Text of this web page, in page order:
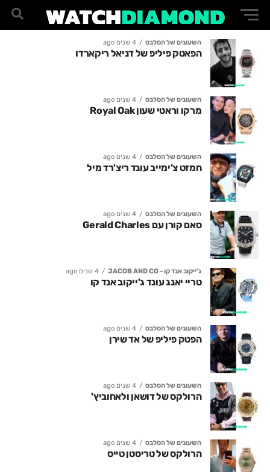
השעונים של הסלבס 4 שנים ago
הפאטק פיליפ של דניאל ריקארדו
השעונים של הסלבס 4 שנים ago
מרקו וראטי שעון Royal Oak
השעונים של הסלבס 4 שנים ago
חמזט צ'ימייב עונד ריצ'רד מיל
השעונים של הסלבס 4 שנים ago
סאם קורן עם Gerald Charles
ג'ייקוב אנד קו - JACOB AND CO 4 שנים ago
טריי יאנג עונד ג'ייקוב אנד קו
השעונים של הסלבס 4 שנים ago
הפטק פיליפ של אד שירן
השעונים של הסלבס 4 שנים ago
הרולקס של דושאן ולאחוביץ'
השעונים של הסלבס 4 שנים ago
הרולקס של טריסטן טייס